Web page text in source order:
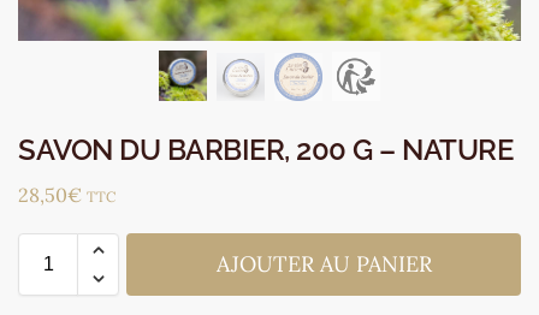
SAVON DU BARBIER, 200 G – NATURE
28,50€ TTC
AJOUTER AU PANIER